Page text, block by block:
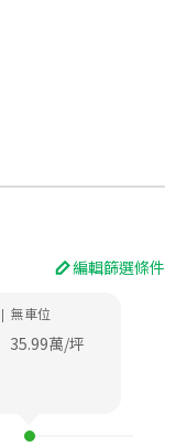
編輯篩選條件
| 無車位
35.99萬/坪